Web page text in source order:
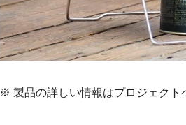
※ 製品の詳しい情報はプロジェクト